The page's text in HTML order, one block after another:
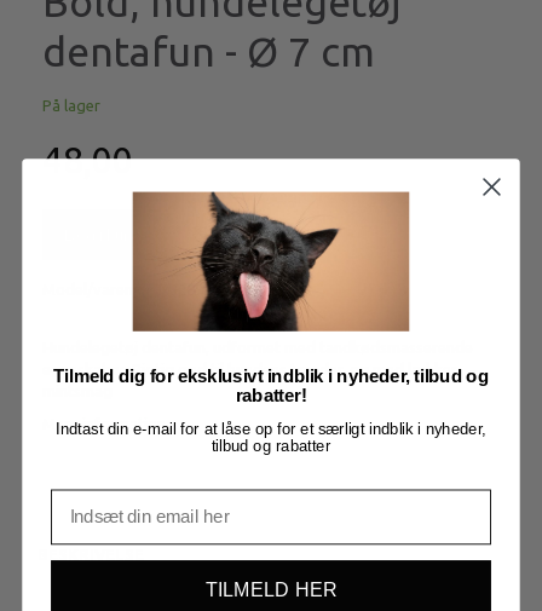
dentafun - Ø 7 cm
På lager
48,00
egenskaber. Rigtig god til hundens tænder, og med lækker
Mere information
Tilmeld dig for eksklusivt indblik i nyheder, tilbud og
rabatter!
Indtast din e-mail for at låse op for et særligt indblik i nyheder,
tilbud og rabatter
TILMELD HER